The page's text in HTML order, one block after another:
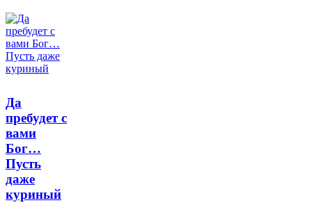
Да
пребудет с
вами
Бог…
Пусть
даже
куриный